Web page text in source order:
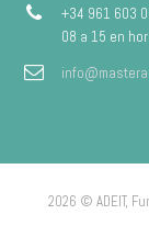
+34 961 603
08 a 15 en
2026 © ADEIT,